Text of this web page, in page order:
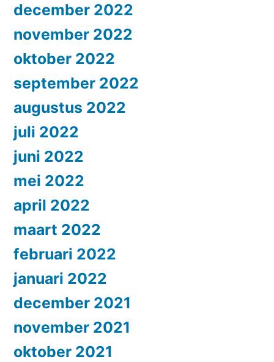
december 2022
november 2022
oktober 2022
september 2022
augustus 2022
juli 2022
juni 2022
mei 2022
april 2022
maart 2022
februari 2022
januari 2022
december 2021
november 2021
oktober 2021